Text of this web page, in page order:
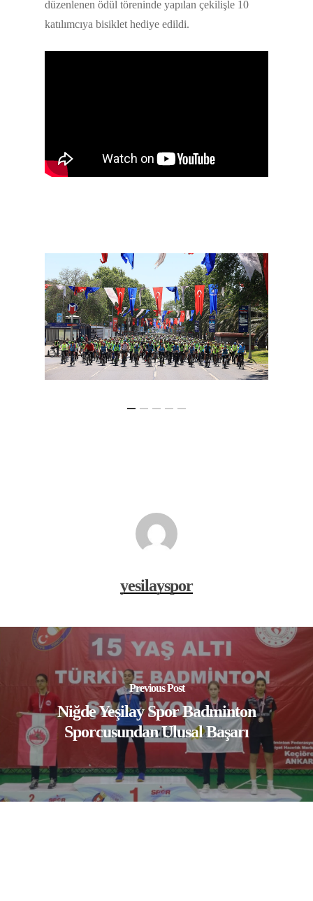
düzenlenen ödül töreninde yapılan çekilişle 10
katılımcıya bisiklet hediye edildi.
yesilayspor
Previous Post
Niğde Yeşilay Spor Badminton
Sporcusundan Ulusal Başarı